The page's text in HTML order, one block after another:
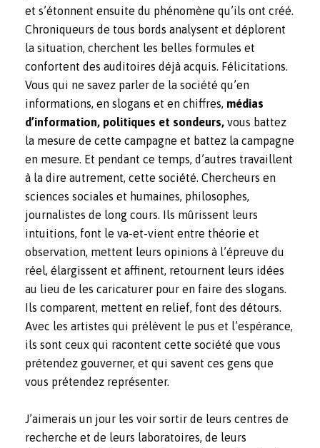
et s’étonnent ensuite du phénomène qu’ils ont créé.
Chroniqueurs de tous bords analysent et déplorent
la situation, cherchent les belles formules et
confortent des auditoires déjà acquis. Félicitations.
Vous qui ne savez parler de la société qu’en
informations, en slogans et en chiffres, médias
d’information, politiques et sondeurs, vous battez
la mesure de cette campagne et battez la campagne
en mesure. Et pendant ce temps, d’autres travaillent
à la dire autrement, cette société. Chercheurs en
sciences sociales et humaines, philosophes,
journalistes de long cours. Ils mûrissent leurs
intuitions, font le va-et-vient entre théorie et
observation, mettent leurs opinions à l’épreuve du
réel, élargissent et affinent, retournent leurs idées
au lieu de les caricaturer pour en faire des slogans.
Ils comparent, mettent en relief, font des détours.
Avec les artistes qui prélèvent le pus et l’espérance,
ils sont ceux qui racontent cette société que vous
prétendez gouverner, et qui savent ces gens que
vous prétendez représenter.
J’aimerais un jour les voir sortir de leurs centres de
recherche et de leurs laboratoires, de leurs